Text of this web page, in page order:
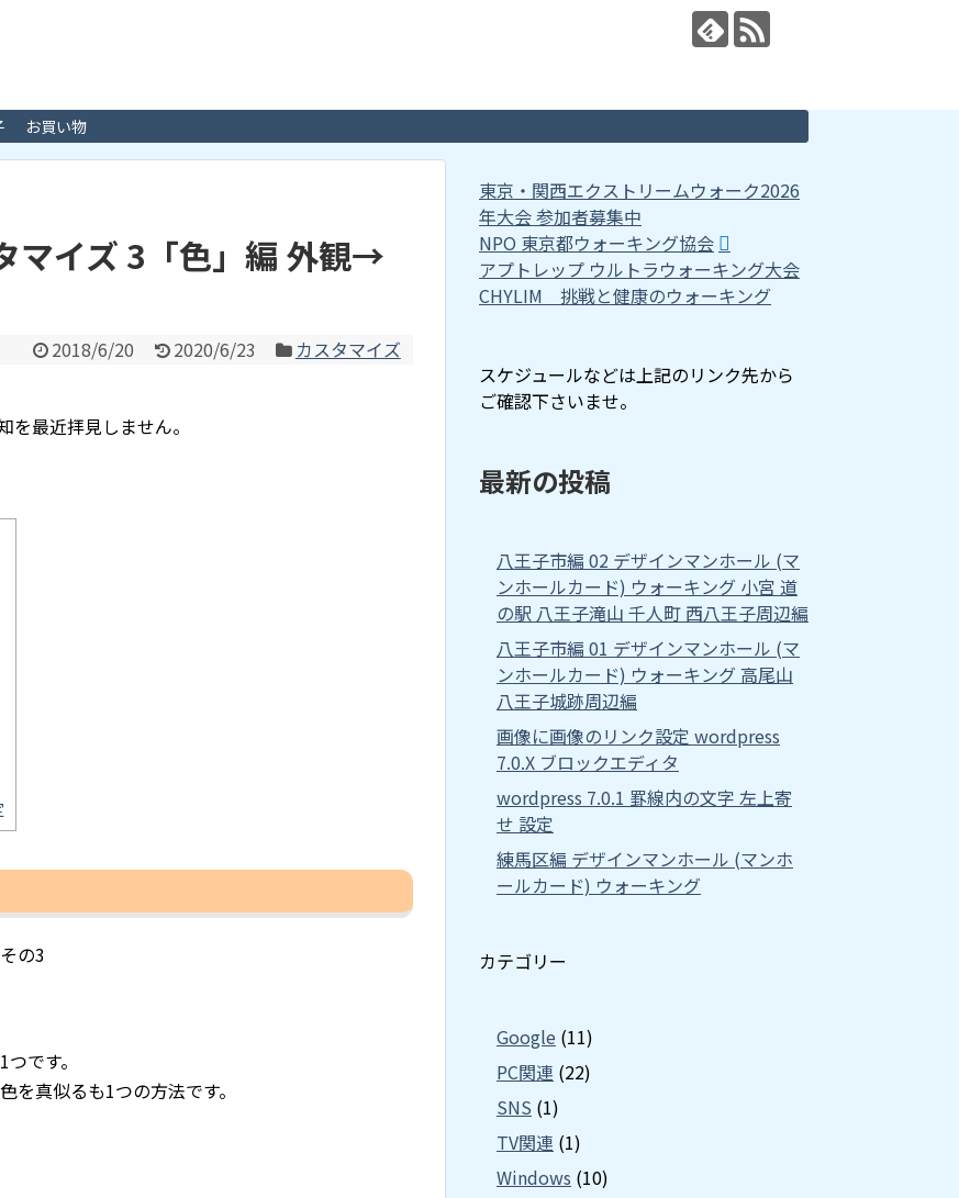
お買い物
イズ 3「色」編 外観→
2018/6/20 2020/6/23
カスタマイズ
を最近拝見しません。
の3
です。
を真似るも1つの方法です。
東京・関西エクストリームウォーク2026
年大会 参加者募集中
NPO 東京都ウォーキング協会
アプトレップ ウルトラウォーキング大会
CHYLIM 挑戦と健康のウォーキング
スケジュールなどは上記のリンク先から
ご確認下さいませ。
最新の投稿
八王子市編 02 デザインマンホール (マ
ンホールカード) ウォーキング 小宮 道
の駅 八王子滝山 千人町 西八王子周辺編
八王子市編 01 デザインマンホール (マ
ンホールカード) ウォーキング 高尾山
八王子城跡周辺編
画像に画像のリンク設定 wordpress
7.0.X ブロックエディタ
wordpress 7.0.1 罫線内の文字 左上寄
せ 設定
練馬区編 デザインマンホール (マンホ
ールカード) ウォーキング
カテゴリー
Google (11)
PC関連 (22)
SNS (1)
TV関連 (1)
Windows (10)